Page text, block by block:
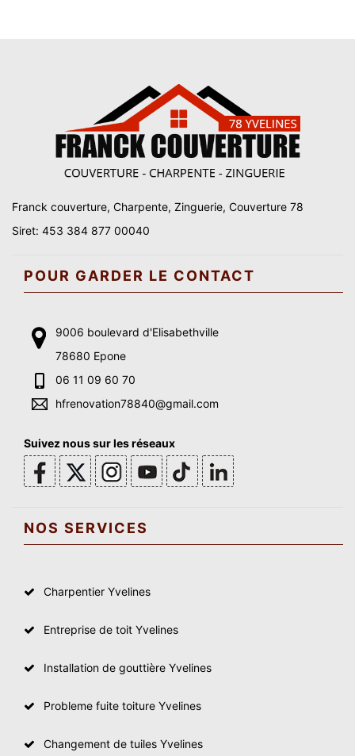
Franck couverture, Charpente, Zinguerie, Couverture 78
Siret: 453 384 877 00040
POUR GARDER LE CONTACT
9006 boulevard d'Elisabethville
78680 Epone
06 11 09 60 70
hfrenovation78840@gmail.com
Suivez nous sur les réseaux
NOS SERVICES
Charpentier Yvelines
Entreprise de toit Yvelines
Installation de gouttière Yvelines
Probleme fuite toiture Yvelines
Changement de tuiles Yvelines